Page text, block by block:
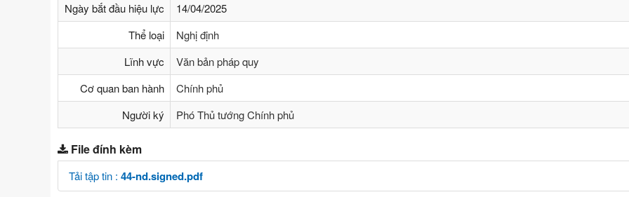
Ngày bắt đầu hiệu lực
14/04/2025
Thể loại
Nghị định
Lĩnh vực
Văn bản pháp quy
Cơ quan ban hành
Chính phủ
Người ký
Phó Thủ tướng Chính phủ
File đính kèm
Tải tập tin : 44-nd.signed.pdf